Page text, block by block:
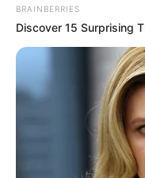
BRAINBERRIES
Discover 15 Surprising